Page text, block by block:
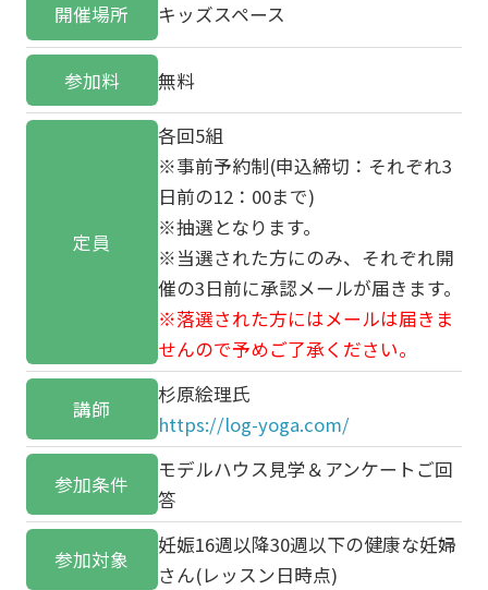
開催場所 キッズスペース
参加料 無料
定員
各回5組
※事前予約制(申込締切：それぞれ3
日前の12：00まで)
※抽選となります。
※当選された方にのみ、それぞれ開
催の3日前に承認メールが届きます。
※落選された方にはメールは届きま
せんので予めご了承ください。
講師
杉原絵理氏
https://log-yoga.com/
参加対象
妊娠16週以降30週以下の健康な妊婦
さん(レッスン日時点)
参加条件
モデルハウス見学＆アンケートご回
答